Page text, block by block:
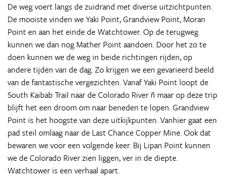
De weg voert langs de zuidrand met diverse uitzichtpunten.
De mooiste vinden we Yaki Point, Grandview Point, Moran
Point en aan het einde de Watchtower. Op de terugweg
kunnen we dan nog Mather Point aandoen. Door het zo te
doen kunnen we de weg in beide richtingen rijden, op
andere tijden van de dag. Zo krijgen we een gevarieerd beeld
van de fantastische vergezichten. Vanaf Yaki Point loopt de
South Kaibab Trail naar de Colorado River ñ maar op deze trip
blijft het een droom om naar beneden te lopen. Grandview
Point is het hoogste van deze uitkijkpunten. Vanhier gaat een
pad steil omlaag naar de Last Chance Copper Mine. Ook dat
bewaren we voor een volgende keer. Bij Lipan Point kunnen
we de Colorado River zien liggen, ver in de diepte.
Watchtower is een verhaal apart.